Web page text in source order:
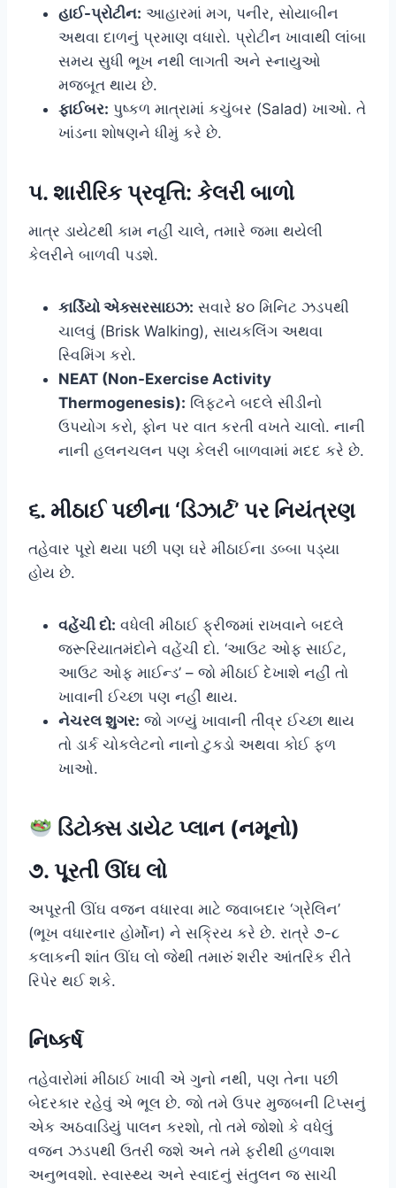
હાઈ-પ્રોટીન: આહારમાં મગ, પનીર, સોયાબીન
અથવા દાળનું પ્રમાણ વધારો. પ્રોટીન ખાવાથી લાંબા
સમય સુધી ભૂખ નથી લાગતી અને સ્નાયુઓ
મજબૂત થાય છે.
ફાઈબર: પુષ્કળ માત્રામાં કચુંબર (Salad) ખાઓ. તે
ખાંડના શોષણને ધીમું કરે છે.
૫. શારીરિક પ્રવૃત્તિ: કેલરી બાળો
માત્ર ડાયેટથી કામ નહીં ચાલે, તમારે જમા થયેલી
કેલરીને બાળવી પડશે.
કાર્ડિયો એક્સરસાઇઝ: સવારે ૪૦ મિનિટ ઝડપથી
ચાલવું (Brisk Walking), સાયકલિંગ અથવા
સ્વિમિંગ કરો.
NEAT (Non-Exercise Activity
Thermogenesis): લિફ્ટને બદલે સીડીનો
ઉપયોગ કરો, ફોન પર વાત કરતી વખતે ચાલો. નાની
નાની હલનચલન પણ કેલરી બાળવામાં મદદ કરે છે.
૬. મીઠાઈ પછીના ‘ડિઝાર્ટ’ પર નિયંત્રણ
તહેવાર પૂરો થયા પછી પણ ઘરે મીઠાઈના ડબ્બા પડ્યા
હોય છે.
વહેંચી દો: વધેલી મીઠાઈ ફ્રીજમાં રાખવાને બદલે
જરૂરિયાતમંદોને વહેંચી દો. ‘આઉટ ઓફ સાઈટ,
આઉટ ઓફ માઈન્ડ’ – જો મીઠાઈ દેખાશે નહીં તો
ખાવાની ઈચ્છા પણ નહીં થાય.
નેચરલ શુગર: જો ગળ્યું ખાવાની તીવ્ર ઈચ્છા થાય
તો ડાર્ક ચોકલેટનો નાનો ટુકડો અથવા કોઈ ફળ
ખાઓ.
ડિટોક્સ ડાયેટ પ્લાન (નમૂનો)
૭. પૂરતી ઊંઘ લો
અપૂરતી ઊંઘ વજન વધારવા માટે જવાબદાર ‘ગ્રેલિન’
(ભૂખ વધારનાર હોર્મોન) ને સક્રિય કરે છે. રાત્રે ૭-૮
કલાકની શાંત ઊંઘ લો જેથી તમારું શરીર આંતરિક રીતે
રિપેર થઈ શકે.
નિષ્કર્ષ
તહેવારોમાં મીઠાઈ ખાવી એ ગુનો નથી, પણ તેના પછી
બેદરકાર રહેવું એ ભૂલ છે. જો તમે ઉપર મુજબની ટિપ્સનું
એક અઠવાડિયું પાલન કરશો, તો તમે જોશો કે વધેલું
વજન ઝડપથી ઉતરી જશે અને તમે ફરીથી હળવાશ
અનુભવશો. સ્વાસ્થ્ય અને સ્વાદનું સંતુલન જ સાચી